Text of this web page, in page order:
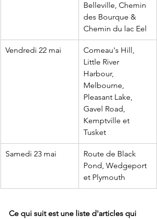
Belleville, Chemin
des Bourque &
Chemin du lac Eel
Vendredi 22 mai
Comeau's Hill,
Little River
Harbour,
Melbourne,
Pleasant Lake,
Gavel Road,
Kemptville et
Tusket
Samedi 23 mai
Route de Black
Pond, Wedgeport
et Plymouth
Ce qui suit est une liste d'articles qui